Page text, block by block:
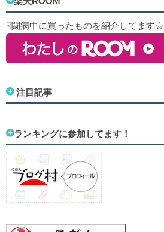
☟闘病中に買ったものを紹介してます☆
注目記事
ランキングに参加してます！